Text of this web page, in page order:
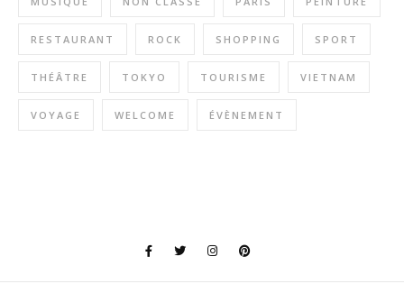
RESTAURANT ROCK SHOPPING SPORT
THÉÂTRE TOKYO TOURISME VIETNAM
VOYAGE WELCOME ÉVÈNEMENT